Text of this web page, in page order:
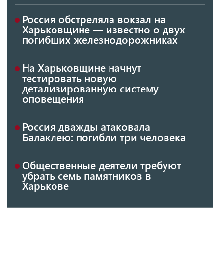
Россия обстреляла вокзал на
Харьковщине — известно о двух
погибших железнодорожниках
На Харьковщине начнут
тестировать новую
детализированную систему
оповещения
Россия дважды атаковала
Балаклею: погибли три человека
Общественные деятели требуют
убрать семь памятников в
Харькове